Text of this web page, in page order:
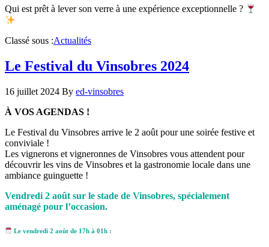
Qui est prêt à lever son verre à une expérience exceptionnelle ?
Classé sous :Actualités
Le Festival du Vinsobres 2024
16 juillet 2024 By ed-vinsobres
À VOS AGENDAS !
Le Festival du Vinsobres arrive le 2 août pour une soirée festive et
conviviale !
Les vignerons et vigneronnes de Vinsobres vous attendent pour
découvrir les vins de Vinsobres et la gastronomie locale dans une
ambiance guinguette !
Vendredi 2 août sur le stade de Vinsobres, spécialement
aménagé pour l’occasion.
Le vendredi 2 août de 17h à 01h :